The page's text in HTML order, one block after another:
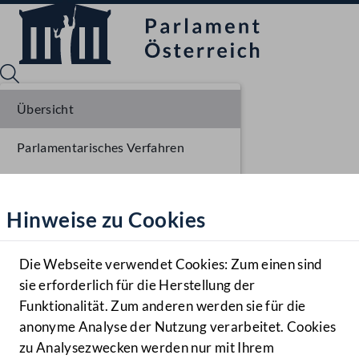
Hilfe
Benutzer
Navigationsmenü öffnen
MENÜ
Hinweise zu Cookies
Die Webseite verwendet Cookies: Zum einen sind
sie erforderlich für die Herstellung der
Funktionalität. Zum anderen werden sie für die
anonyme Analyse der Nutzung verarbeitet. Cookies
zu Analysezwecken werden nur mit Ihrem
Übersicht
Parlamentarisches Verfahren